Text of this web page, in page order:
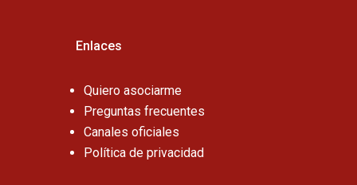
Enlaces
Quiero asociarme
Preguntas frecuentes
Canales oficiales
Política de privacidad